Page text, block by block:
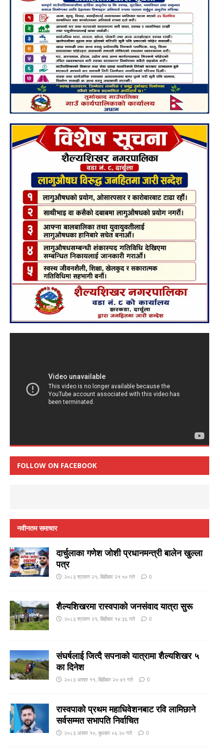
FOLLOW ON FACEBOOK
नवीनतम समाचार
दार्चुलाका गणेश जाेशी प्रधानमन्त्री बालेन खुल्ला
पत्र
२०८३ श्रावण २१, बिहीबार २१:५० गते 0
शैल्यशिखरमा रास्वपाकाे जनसंवाद यात्रा सुरू
२०८३ श्रावण २१, बिहीबार १४:३६ गते 0
संघर्षलाई जित्दै सपनाको यात्रामा शैल्यशिखर ५
का दिनेश
२०८३ असार ११, बिहीबार २०:४९ गते 0
रास्वपाको प्रथम महाधिवेशनबाट रवि लामिछाने
सर्वसम्मत सभापति निर्वाचित
२०८३ असार १०, बुधबार ०६:२० गते 0